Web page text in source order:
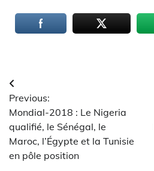
Navigation
de
l’article
Previous:
Mondial-2018 : Le Nigeria
qualifié, le Sénégal, le
Maroc, l’Égypte et la Tunisie
en pôle position